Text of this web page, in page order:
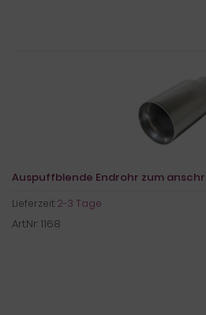
Auspuffblende Endrohr zum
Lieferzeit:2-3 Tage
Art.Nr: 1168